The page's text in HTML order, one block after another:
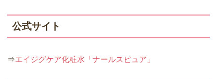
公式サイト
⇒エイジグケア化粧水「ナールスピュア」